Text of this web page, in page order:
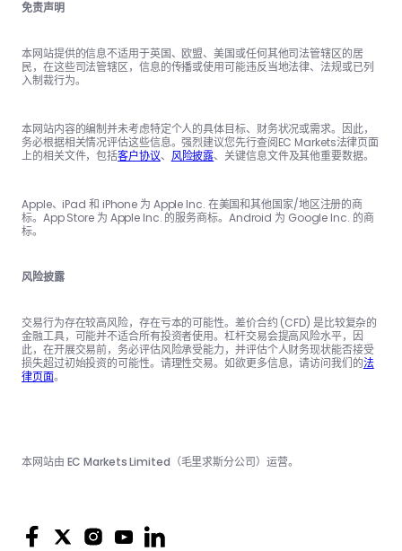
免责声明
本网站提供的信息不适用于英国、欧盟、美国或任何其他司法管辖区的居
民，在这些司法管辖区，信息的传播或使用可能违反当地法律、法规或已列
入制裁行为。
本网站内容的编制并未考虑特定个人的具体目标、财务状况或需求。因此，
务必根据相关情况评估这些信息。强烈建议您先行查阅EC Markets法律页面
上的相关文件，包括客户协议、 风险披露、关键信息文件及其他重要数据。
Apple、iPad 和 iPhone 为 Apple Inc. 在美国和其他国家/地区注册的商
标。App Store 为 Apple Inc. 的服务商标。Android 为 Google Inc. 的商
标。
风险披露
交易行为存在较高风险，存在亏本的可能性。差价合约 (CFD) 是比较复杂的
金融工具，可能并不适合所有投资者使用。杠杆交易会提高风险水平，因
此，在开展交易前，务必评估风险承受能力，并评估个人财务现状能否接受
损失超过初始投资的可能性。请理性交易。如欲更多信息，请访问我们的法
律页面。
本网站由 EC Markets Limited（毛里求斯分公司）运营。